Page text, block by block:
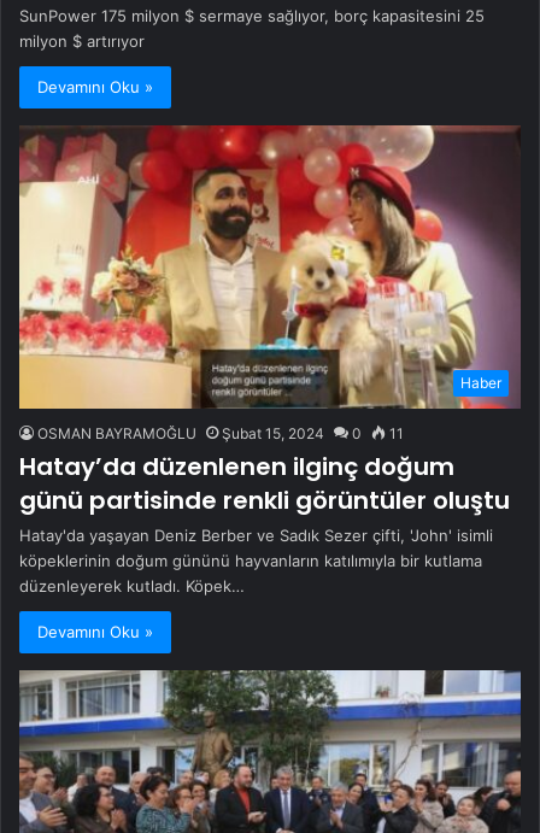
SunPower 175 milyon $ sermaye sağlıyor, borç kapasitesini 25
milyon $ artırıyor
Devamını Oku »
Haber
OSMAN BAYRAMOĞLU Şubat 15, 2024 0 11
Hatay’da düzenlenen ilginç doğum
günü partisinde renkli görüntüler oluştu
Hatay'da yaşayan Deniz Berber ve Sadık Sezer çifti, 'John' isimli
köpeklerinin doğum gününü hayvanların katılımıyla bir kutlama
düzenleyerek kutladı. Köpek…
Devamını Oku »